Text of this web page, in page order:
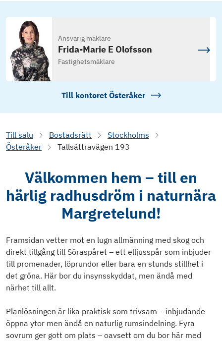
Ansvarig mäklare
Frida-Marie E Olofsson
Fastighetsmäklare
Till kontoret Österåker
Till salu Bostadsrätt
Stockholms
Österåker
Tallsättravägen 193
Välkommen hem – till en
härlig radhusdröm i naturnära
Margretelund!
Framsidan vetter mot en lugn allmänning med skog och
direkt tillgång till Söraspåret – ett elljusspår som inbjuder
till promenader, löprundor eller bara en stunds stillhet i
det gröna. Här bor du insynsskyddat, men ändå med
närhet till allt.
Planlösningen är lika praktisk som trivsam – inbjudande
öppna ytor men ändå en naturlig rumsindelning. Fyra
sovrum ger gott om plats – oavsett om du bor här med